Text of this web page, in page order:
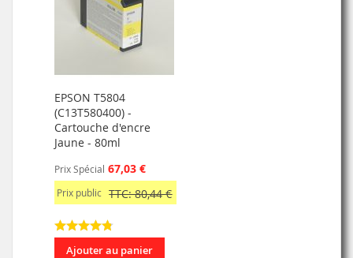
EPSON T5804
(C13T580400) -
Cartouche d'encre
Jaune - 80ml
Prix Spécial 67,03 €
Prix public TTC: 80,44 €
Ajouter au panier